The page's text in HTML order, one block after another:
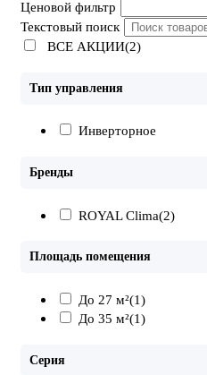
Ценовой фильтр
Текстовый поиск
ВСЕ АКЦИИ(2)
Тип управления
Инверторное
Бренды
ROYAL Clima(2)
Площадь помещения
До 27 м²(1)
До 35 м²(1)
Серия